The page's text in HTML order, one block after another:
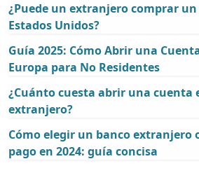
¿Puede un extranjero comprar
Estados Unidos?
Guía 2025: Cómo Abrir una
Europa para No Residentes
¿Cuánto cuesta abrir una cuenta
extranjero?
Cómo elegir un banco extranjero
pago en 2024: guía concisa